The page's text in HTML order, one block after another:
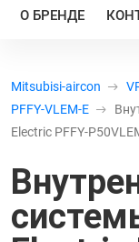
О БРЕНДЕ
Mitsubisi-aircon
PFFY-VLEM-E
Electric PFFY-